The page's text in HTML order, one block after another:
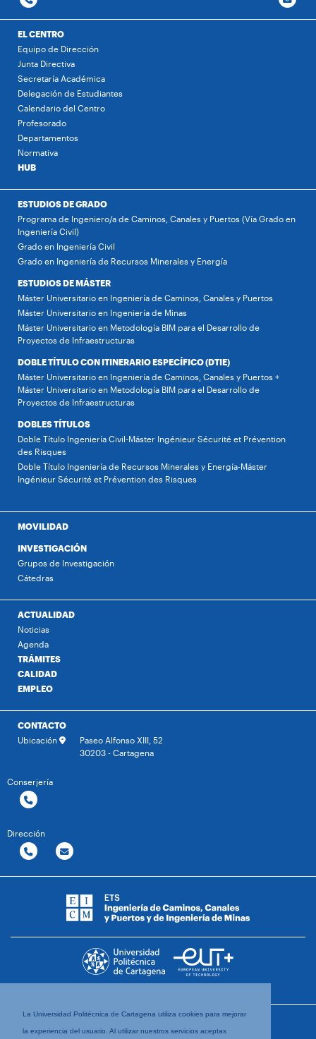
La Universidad Politécnica de Cartagena utiliza cookies para mejorar
la experiencia del usuario. Al utilizar nuestros servicios aceptas
EL CENTRO
Equipo de Dirección
Junta Directiva
Secretaría Académica
Delegación de Estudiantes
Calendario del Centro
Profesorado
Departamentos
Normativa
HUB
ESTUDIOS DE GRADO
Programa de Ingeniero/a de Caminos, Canales y Puertos (Vía Grado en
Ingeniería Civil)
Grado en Ingeniería Civil
Grado en Ingeniería de Recursos Minerales y Energía
ESTUDIOS DE MÁSTER
Máster Universitario en Ingeniería de Caminos, Canales y Puertos
Máster Universitario en Ingeniería de Minas
Máster Universitario en Metodología BIM para el Desarrollo de
Proyectos de Infraestructuras
DOBLE TÍTULO CON ITINERARIO ESPECÍFICO (DTIE)
Máster Universitario en Ingeniería de Caminos, Canales y Puertos +
Máster Universitario en Metodología BIM para el Desarrollo de
Proyectos de Infraestructuras
DOBLES TÍTULOS
Doble Título Ingeniería Civil-Máster Ingénieur Sécurité et Prévention
des Risques
Doble Título Ingeniería de Recursos Minerales y Energía-Máster
Ingénieur Sécurité et Prévention des Risques
MOVILIDAD
INVESTIGACIÓN
Grupos de Investigación
Cátedras
ACTUALIDAD
Noticias
Agenda
TRÁMITES
CALIDAD
EMPLEO
CONTACTO
Ubicación
Paseo Alfonso XIII, 52
30203 - Cartagena
Conserjería
Dirección